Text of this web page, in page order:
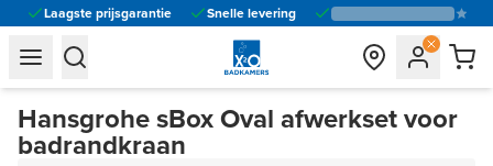
Laagste prijsgarantie Snelle levering
general.navigation.toggle_menu.label
general.navigation.toggle_menu.label
Hansgrohe sBox Oval afwerkset voor
badrandkraan